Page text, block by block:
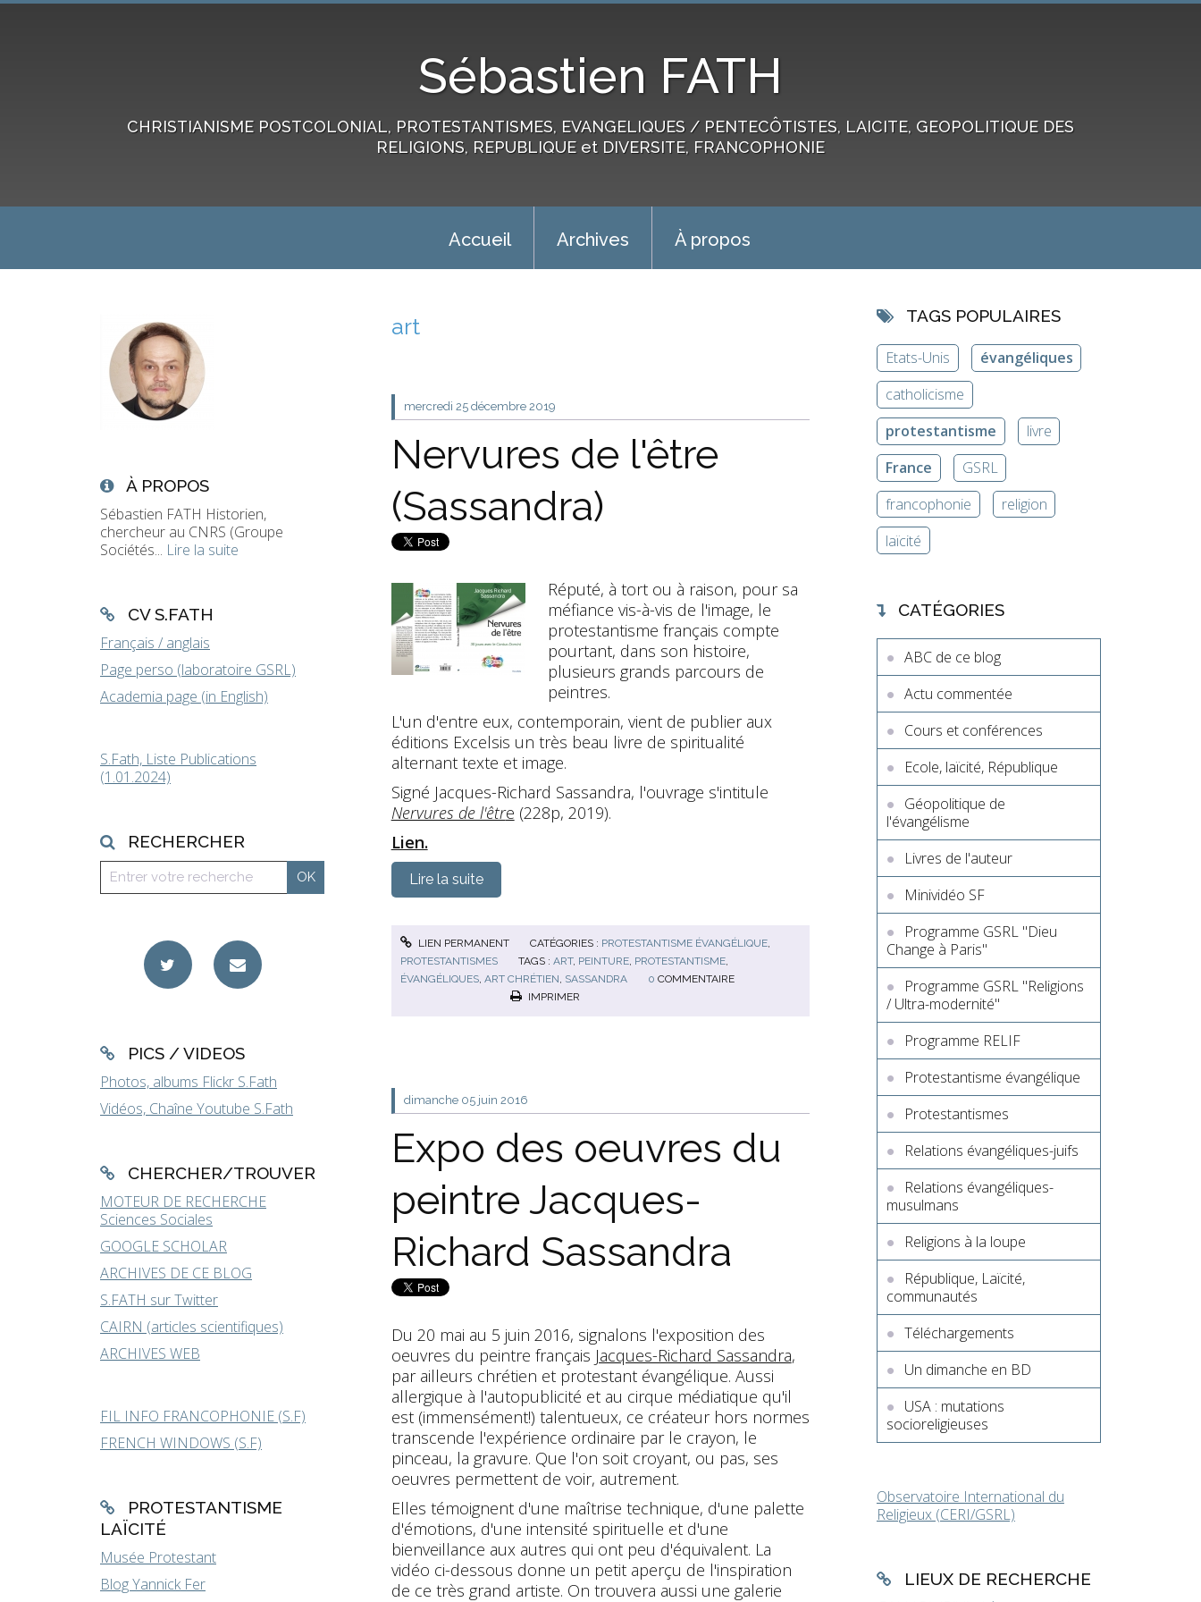
Sébastien FATH
CHRISTIANISME POSTCOLONIAL, PROTESTANTISMES, EVANGELIQUES / PENTECÔTISTES, LAICITE, GEOPOLITIQUE DES
RELIGIONS, REPUBLIQUE et DIVERSITE, FRANCOPHONIE
Accueil Archives À propos
À PROPOS
Sébastien FATH Historien,
chercheur au CNRS (Groupe
Sociétés... Lire la suite
CV S.FATH
Français / anglais
Page perso (laboratoire GSRL)
Academia page (in English)
S.Fath, Liste Publications
(1.01.2024)
RECHERCHER
PICS / VIDEOS
Photos, albums Flickr S.Fath
Vidéos, Chaîne Youtube S.Fath
CHERCHER/TROUVER
MOTEUR DE RECHERCHE
Sciences Sociales
GOOGLE SCHOLAR
ARCHIVES DE CE BLOG
S.FATH sur Twitter
CAIRN (articles scientifiques)
ARCHIVES WEB
FIL INFO FRANCOPHONIE (S.F)
FRENCH WINDOWS (S.F)
PROTESTANTISME
LAÏCITÉ
Musée Protestant
Blog Yannick Fer
art
mercredi 25 décembre 2019
Nervures de l'être
(Sassandra)
Réputé, à tort ou à raison, pour sa
méfiance vis-à-vis de l'image, le
protestantisme français compte
pourtant, dans son histoire,
plusieurs grands parcours de
peintres.
L'un d'entre eux, contemporain, vient de publier aux
éditions Excelsis un très beau livre de spiritualité
alternant texte et image.
Signé Jacques-Richard Sassandra, l'ouvrage s'intitule
Nervures de l'être (228p, 2019).
Lien.
Lire la suite
LIEN PERMANENT CATÉGORIES : PROTESTANTISME ÉVANGÉLIQUE,
PROTESTANTISMES
TAGS : ART, PEINTURE, PROTESTANTISME,
ÉVANGÉLIQUES, ART CHRÉTIEN, SASSANDRA 0 COMMENTAIRE
IMPRIMER
dimanche 05 juin 2016
Expo des oeuvres du
peintre Jacques-
Richard Sassandra
Du 20 mai au 5 juin 2016, signalons l'exposition des
oeuvres du peintre français Jacques-Richard Sassandra,
par ailleurs chrétien et protestant évangélique. Aussi
allergique à l'autopublicité et au cirque médiatique qu'il
est (immensément!) talentueux, ce créateur hors normes
transcende l'expérience ordinaire par le crayon, le
pinceau, la gravure. Que l'on soit croyant, ou pas, ses
oeuvres permettent de voir, autrement.
Elles témoignent d'une maîtrise technique, d'une palette
d'émotions, d'une intensité spirituelle et d'une
bienveillance aux autres qui ont peu d'équivalent. La
vidéo ci-dessous donne un petit aperçu de l'inspiration
de ce très grand artiste. On trouvera aussi une galerie
TAGS POPULAIRES
Etats-Unis
évangéliques
catholicisme
protestantisme
livre
France
GSRL
francophonie
religion
laïcité
CATÉGORIES
ABC de ce blog
Actu commentée
Cours et conférences
Ecole, laïcité, République
Géopolitique de
l'évangélisme
Livres de l'auteur
Minividéo SF
Programme GSRL "Dieu
Change à Paris"
Programme GSRL "Religions
/ Ultra-modernité"
Programme RELIF
Protestantisme évangélique
Protestantismes
Relations évangéliques-juifs
Relations évangéliques-
musulmans
Religions à la loupe
République, Laïcité,
communautés
Téléchargements
Un dimanche en BD
USA : mutations
socioreligieuses
Observatoire International du
Religieux (CERI/GSRL)
LIEUX DE RECHERCHE